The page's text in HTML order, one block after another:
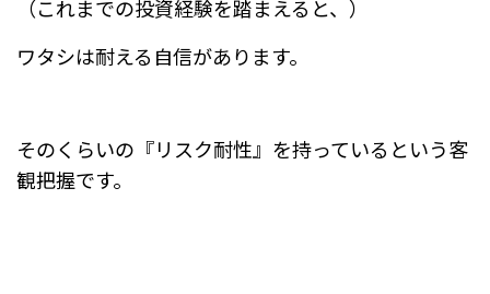
（これまでの投資経験を踏まえると、）
ワタシは耐える自信があります。
そのくらいの『リスク耐性』を持っているという客
観把握です。